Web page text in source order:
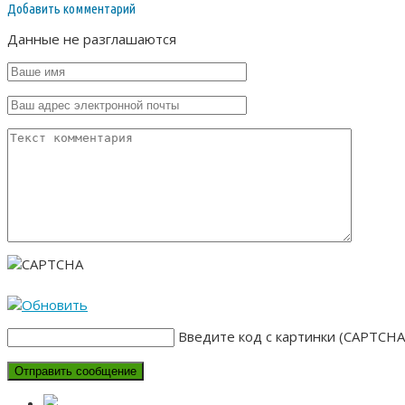
Добавить комментарий
Данные не разглашаются
Введите код с картинки